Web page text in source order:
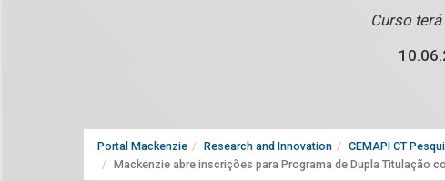
Curso
Portal Mackenzie Research and Innovation CEMAPI CT
Mackenzie abre inscrições para Programa de Dupla Titulação